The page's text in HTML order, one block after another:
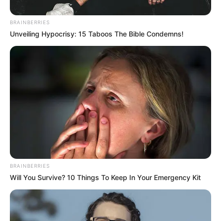
Colprensa
El uso de la pólvora en Colombia sigue dejando como
víctimas principalmente a los niños.
Por:
Wendy Chimá Pájaro
Diciembre 10, 2023
BRAINBERRIES
Unveiling Hypocrisy: 15 Taboos The Bible Condemns!
BRAINBERRIES
Will You Survive? 10 Things To Keep In Your Emergency Kit